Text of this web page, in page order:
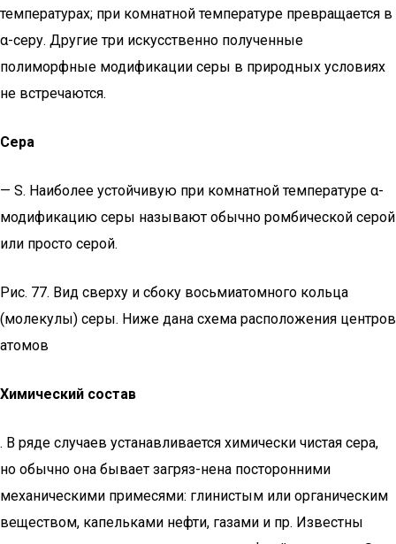
температурах; при комнатной температуре превращается в
α-серу. Другие три искусственно полученные
полиморфные модификации серы в природных условиях
не встречаются.
Сера
— S. Наиболее устойчивую при комнатной температуре α-
модификацию серы называют обычно ромбической серой
или просто серой.
Рис. 77. Вид сверху и сбоку восьмиатомного кольца
(молекулы) серы. Ниже дана схема расположения центров
атомов
Химический состав
. В ряде случаев устанавливается химически чистая сера,
но обычно она бывает загряз-нена посторонними
механическими примесями: глинистым или органическим
веществом, капельками нефти, газами и пр. Известны